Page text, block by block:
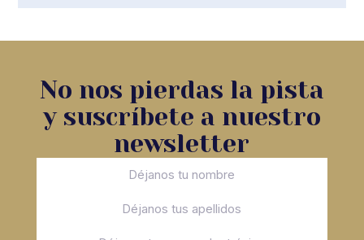
No nos pierdas la pista
y suscríbete a nuestro
newsletter